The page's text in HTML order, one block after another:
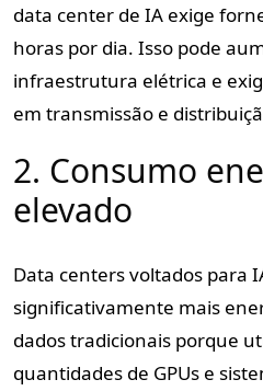
data center de IA exige
horas por dia. Isso pode
infraestrutura elétrica e
em transmissão e
2. Consumo
elevado
Data centers voltados para
significativamente mais
dados tradicionais porque
quantidades de GPUs e